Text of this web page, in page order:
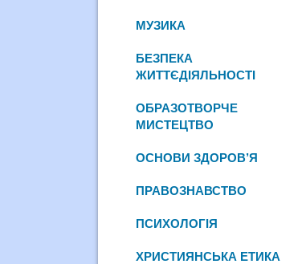
МУЗИКА
БЕЗПЕКА
ЖИТТЄДІЯЛЬНОСТІ
ОБРАЗОТВОРЧЕ
МИСТЕЦТВО
ОСНОВИ ЗДОРОВ’Я
ПРАВОЗНАВСТВО
ПСИХОЛОГІЯ
ХРИСТИЯНСЬКА ЕТИКА